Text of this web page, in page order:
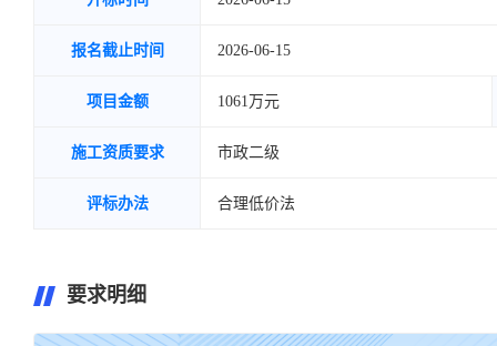
报名截止时间 2026-06-15
项目金额 1061万元
施工资质要求 市政二级
评标办法 合理低价法
要求明细